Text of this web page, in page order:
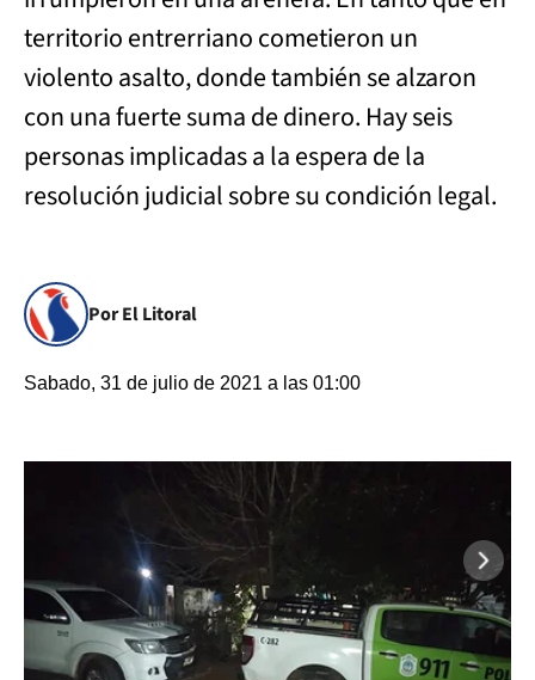
territorio entrerriano cometieron un
violento asalto, donde también se alzaron
con una fuerte suma de dinero. Hay seis
personas implicadas a la espera de la
resolución judicial sobre su condición legal.
Por El Litoral
Sabado, 31 de julio de 2021 a las 01:00